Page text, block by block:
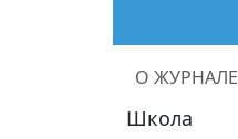
О ЖУРНАЛЕ
Школа